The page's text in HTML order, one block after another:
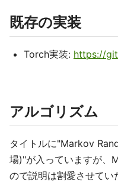
既存の実装
Torch実装: https://
アルゴリズム
タイトルに"Markov
場)"が入っていますが、
ので説明は割愛させてい